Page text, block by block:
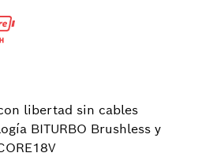
libertad sin cables
BITURBO Brushless y